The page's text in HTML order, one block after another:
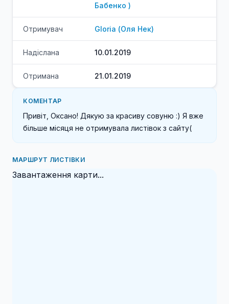
Бабенко )
Отримувач Gloria (Оля Нек)
Надіслана 10.01.2019
Отримана 21.01.2019
КОМЕНТАР
Привіт, Оксано! Дякую за красиву совуню :) Я вже
більше місяця не отримувала листівок з сайту(
МАРШРУТ ЛИСТІВКИ
Завантаження карти...